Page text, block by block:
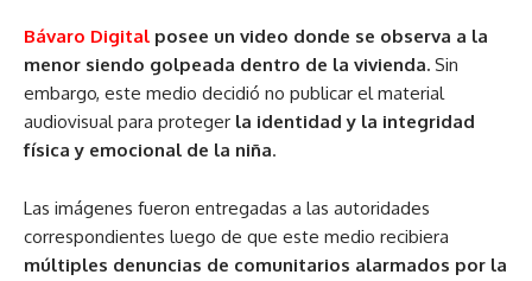
Bávaro Digital posee un video donde se observa a la
menor siendo golpeada dentro de la vivienda. Sin
embargo, este medio decidió no publicar el material
audiovisual para proteger la identidad y la integridad
física y emocional de la niña.
Las imágenes fueron entregadas a las autoridades
correspondientes luego de que este medio recibiera
múltiples denuncias de comunitarios alarmados por la